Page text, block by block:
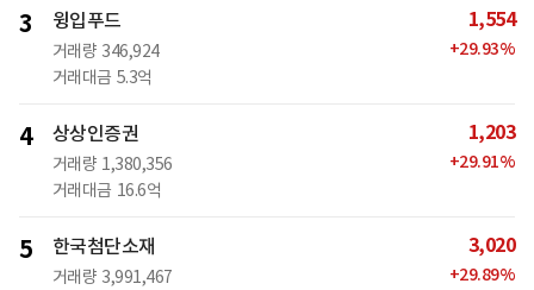
3 윙입푸드
거래량 346,924
거래대금 5.3억
1,554
+29.93%
4 상상인증권
거래량 1,380,356
거래대금 16.6억
1,203
+29.91%
5 한국첨단소재
거래량 3,991,467
3,020
+29.89%